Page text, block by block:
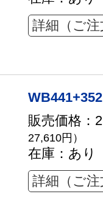
詳細（ご
販売価格：
27,610円）
在庫：あり
詳細（ご